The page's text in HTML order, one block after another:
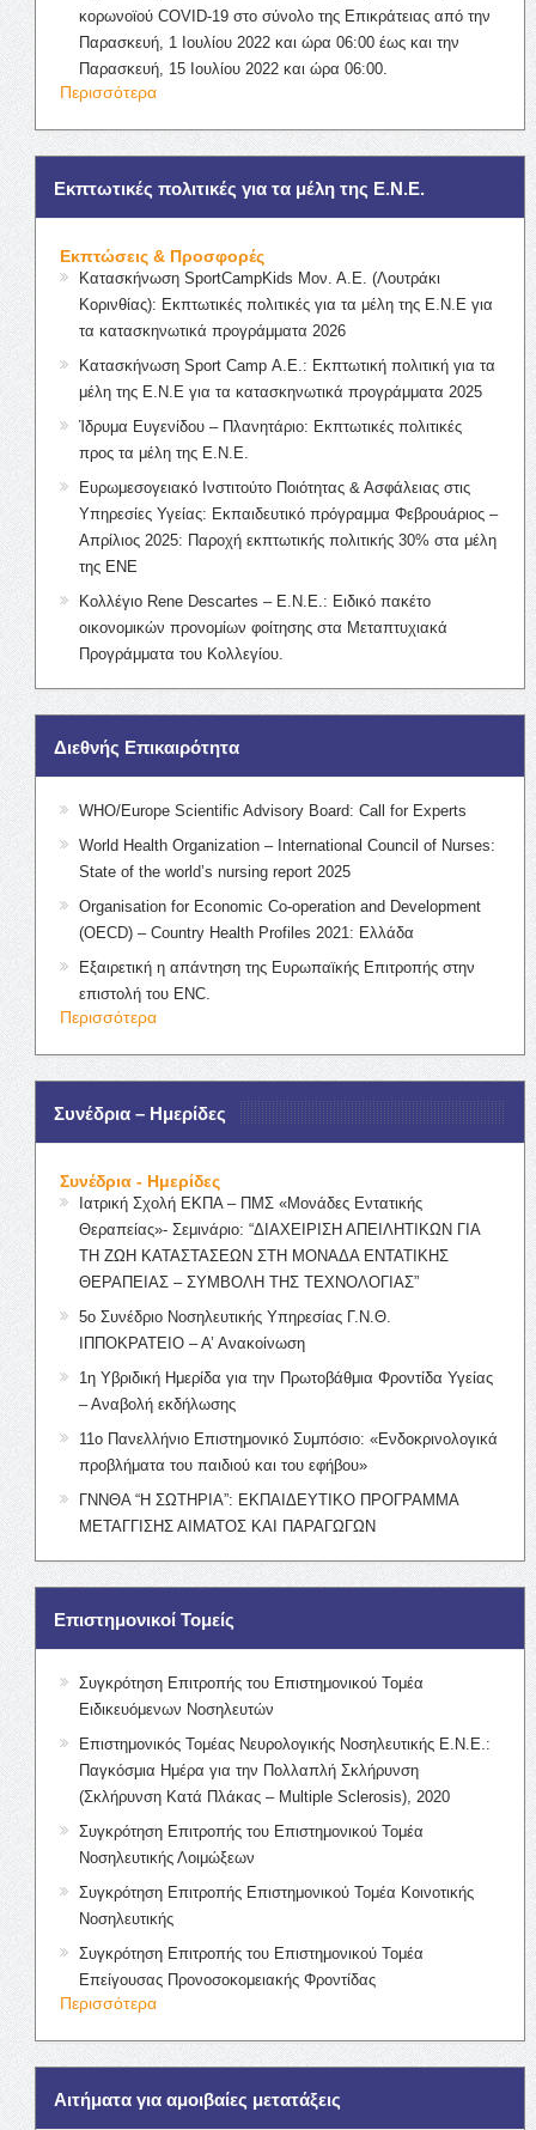
κορωνοϊού COVID-19 στο σύνολο της Επικράτειας από την
Παρασκευή, 1 Ιουλίου 2022 και ώρα 06:00 έως και την
Παρασκευή, 15 Ιουλίου 2022 και ώρα 06:00.
Περισσότερα
Εκπτωτικές πολιτικές για τα μέλη της Ε.Ν.Ε.
Εκπτώσεις & Προσφορές
Κατασκήνωση SportCampKids Μον. Α.Ε. (Λουτράκι
Κορινθίας): Εκπτωτικές πολιτικές για τα μέλη της Ε.Ν.Ε για
τα κατασκηνωτικά προγράμματα 2026
Κατασκήνωση Sport Camp Α.Ε.: Εκπτωτική πολιτική για τα
μέλη της Ε.Ν.Ε για τα κατασκηνωτικά προγράμματα 2025
Ίδρυμα Ευγενίδου – Πλανητάριο: Εκπτωτικές πολιτικές
προς τα μέλη της Ε.Ν.Ε.
Ευρωμεσογειακό Ινστιτούτο Ποιότητας & Ασφάλειας στις
Υπηρεσίες Υγείας: Εκπαιδευτικό πρόγραμμα Φεβρουάριος –
Απρίλιος 2025: Παροχή εκπτωτικής πολιτικής 30% στα μέλη
της ΕΝΕ
Κολλέγιο Rene Descartes – Ε.Ν.Ε.: Ειδικό πακέτο
οικονομικών προνομίων φοίτησης στα Μεταπτυχιακά
Προγράμματα του Κολλεγίου.
Διεθνής Επικαιρότητα
WHO/Europe Scientific Advisory Board: Call for Experts
World Health Organization – International Council of Nurses:
State of the world’s nursing report 2025
Organisation for Economic Co-operation and Development
(OECD) – Country Health Profiles 2021: Ελλάδα
Εξαιρετική η απάντηση της Ευρωπαϊκής Επιτροπής στην
επιστολή του ENC.
Περισσότερα
Συνέδρια – Ημερίδες
Συνέδρια - Ημερίδες
Ιατρική Σχολή ΕΚΠΑ – ΠΜΣ «Μονάδες Εντατικής
Θεραπείας»- Σεμινάριο: “ΔΙΑΧΕΙΡΙΣΗ ΑΠΕΙΛΗΤΙΚΩΝ ΓΙΑ
ΤΗ ΖΩΗ ΚΑΤΑΣΤΑΣΕΩΝ ΣΤΗ ΜΟΝΑΔΑ ΕΝΤΑΤΙΚΗΣ
ΘΕΡΑΠΕΙΑΣ – ΣΥΜΒΟΛΗ ΤΗΣ ΤΕΧΝΟΛΟΓΙΑΣ”
5ο Συνέδριο Νοσηλευτικής Υπηρεσίας Γ.Ν.Θ.
ΙΠΠΟΚΡΑΤΕΙΟ – Α’ Ανακοίνωση
1η Υβριδική Ημερίδα για την Πρωτοβάθμια Φροντίδα Υγείας
– Αναβολή εκδήλωσης
11ο Πανελλήνιο Επιστημονικό Συμπόσιο: «Ενδοκρινολογικά
προβλήματα του παιδιού και του εφήβου»
ΓΝΝΘΑ “Η ΣΩΤΗΡΙΑ”: ΕΚΠΑΙΔΕΥΤΙΚΟ ΠΡΟΓΡΑΜΜΑ
ΜΕΤΑΓΓΙΣΗΣ ΑΙΜΑΤΟΣ ΚΑΙ ΠΑΡΑΓΩΓΩΝ
Επιστημονικοί Τομείς
Συγκρότηση Επιτροπής του Επιστημονικού Τομέα
Ειδικευόμενων Νοσηλευτών
Επιστημονικός Τομέας Νευρολογικής Νοσηλευτικής Ε.Ν.Ε.:
Παγκόσμια Ημέρα για την Πολλαπλή Σκλήρυνση
(Σκλήρυνση Κατά Πλάκας – Multiple Sclerosis), 2020
Συγκρότηση Επιτροπής του Επιστημονικού Τομέα
Νοσηλευτικής Λοιμώξεων
Συγκρότηση Επιτροπής Επιστημονικού Τομέα Κοινοτικής
Νοσηλευτικής
Συγκρότηση Επιτροπής του Επιστημονικού Τομέα
Επείγουσας Προνοσοκομειακής Φροντίδας
Περισσότερα
Αιτήματα για αμοιβαίες μετατάξεις